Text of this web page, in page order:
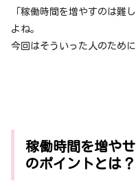
「稼働時間を増やすのは難
よね。
今回はそういった人のため
稼働時間を増や
のポイントとは？